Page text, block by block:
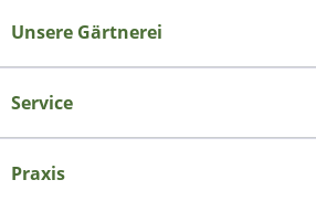
Unsere Gärtnerei
Service
Praxis